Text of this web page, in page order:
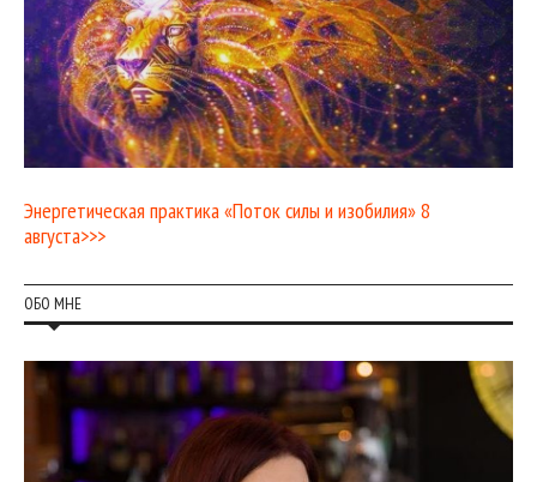
Энергетическая практика «Поток силы и изобилия» 8
августа>>>
ОБО МНЕ